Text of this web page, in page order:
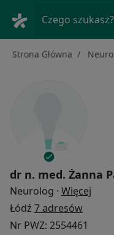
Czego szukasz?
Strona Główna
dr n. med. Żanna
Neurolog · Więcej
Łódź 7 adresów
Nr PWZ: 2554461